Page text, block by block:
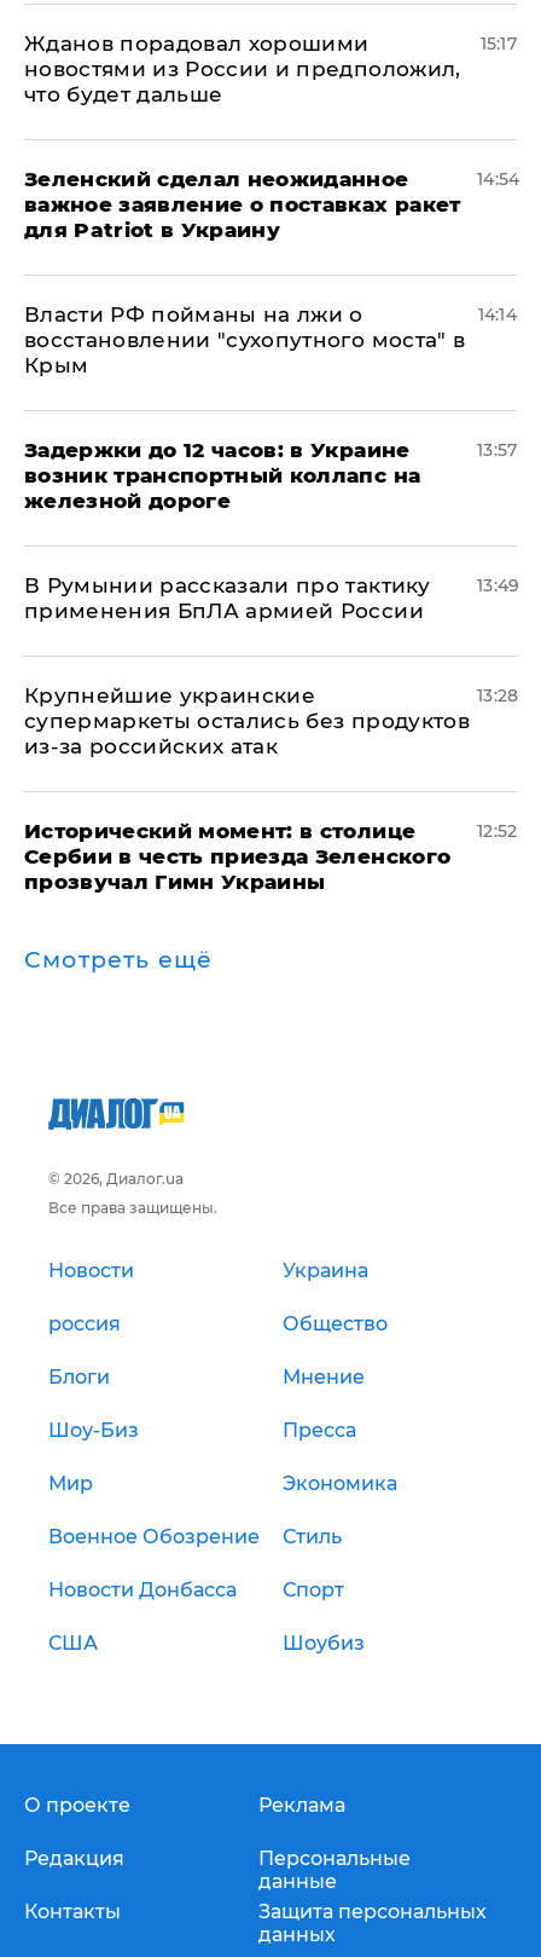
Жданов порадовал хорошими
новостями из России и предположил,
что будет дальше
15:17
Зеленский сделал неожиданное
важное заявление о поставках ракет
для Patriot в Украину
14:54
Власти РФ пойманы на лжи о
восстановлении "сухопутного моста" в
Крым
14:14
Задержки до 12 часов: в Украине
возник транспортный коллапс на
железной дороге
13:57
В Румынии рассказали про тактику
применения БпЛА армией России
13:49
Крупнейшие украинские
супермаркеты остались без продуктов
из-за российских атак
13:28
Исторический момент: в столице
Сербии в честь приезда Зеленского
прозвучал Гимн Украины
12:52
Смотреть ещё
© 2026, Диалог.ua
Все права защищены.
Новости Украина
россия Общество
Блоги Мнение
Шоу-Биз Пресса
Мир Экономика
Военное Обозрение Стиль
Новости Донбасса Спорт
США Шоубиз
О проекте
Редакция
Контакты
Реклама
Персональные
данные
Защита персональных
данных